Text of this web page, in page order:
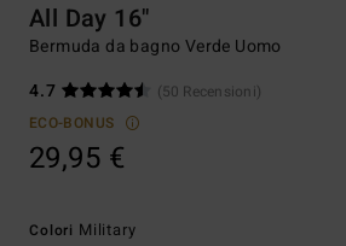
All Day 16"
Bermuda da bagno Verde Uomo
4.7
(50 Recensioni)
ECO-BONUS
29,95 €
Colori Military